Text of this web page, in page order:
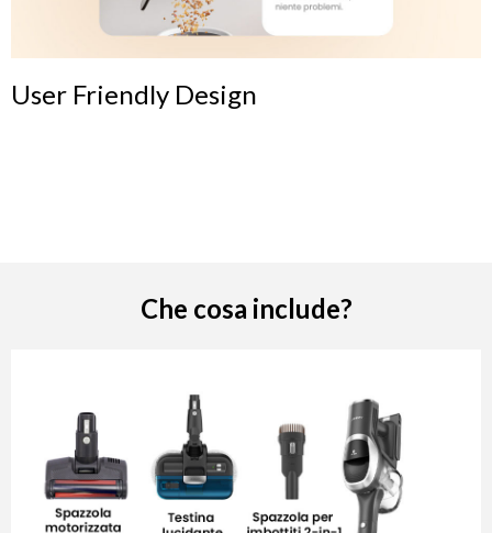
User Friendly Design
Che cosa include?